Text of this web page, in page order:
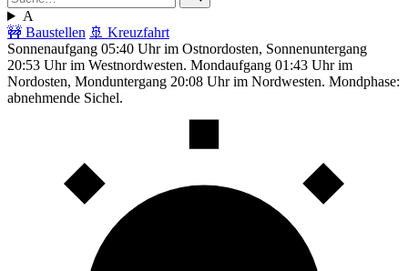
A
🚧 Baustellen 🚢 Kreuzfahrt
Sonnenaufgang 05:40 Uhr im Ostnordosten, Sonnenuntergang
20:53 Uhr im Westnordwesten. Mondaufgang 01:43 Uhr im
Nordosten, Monduntergang 20:08 Uhr im Nordwesten. Mondphase:
abnehmende Sichel.